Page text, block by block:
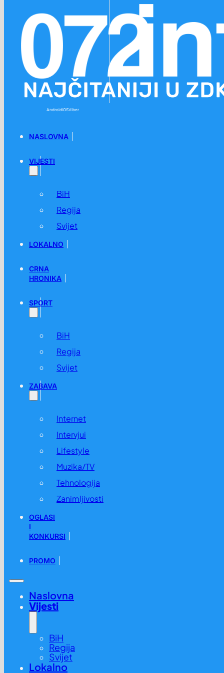
AndroidiOSViber
NASLOVNA
VIJESTI
BiH
Regija
Svijet
LOKALNO
CRNA
HRONIKA
SPORT
BiH
Regija
Svijet
ZABAVA
Internet
Intervjui
Lifestyle
Muzika/TV
Tehnologija
Zanimljivosti
OGLASI
I
KONKURSI
PROMO
Naslovna
Vijesti
BiH
Regija
Svijet
Lokalno